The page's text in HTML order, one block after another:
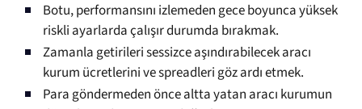
Botu, performansını izlemeden gece boyunca yüksek
riskli ayarlarda çalışır durumda bırakmak.
Zamanla getirileri sessizce aşındırabilecek aracı
kurum ücretlerini ve spreadleri göz ardı etmek.
Para göndermeden önce altta yatan aracı kurumun